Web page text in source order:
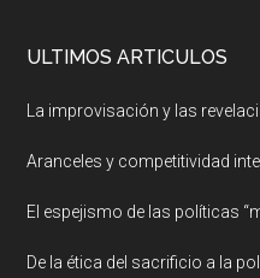
ULTIMOS ARTICULOS
La improvisación y las
Aranceles y competitividad
El espejismo de las políticas
De la ética del sacrificio a la